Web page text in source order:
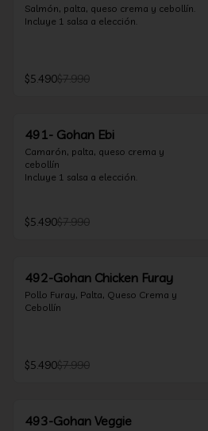
Salmón, palta, queso crema y cebollín.
Incluye 1 salsa a elección.
$5.490$7.990
491- Gohan Ebi
Camarón, palta, queso crema y
cebollín
Incluye 1 salsa a elección.
$5.490$7.990
492-Gohan Chicken Furay
Pollo Furay, Palta, Queso Crema y
Cebollín
$5.490$7.990
493-Gohan Veggie